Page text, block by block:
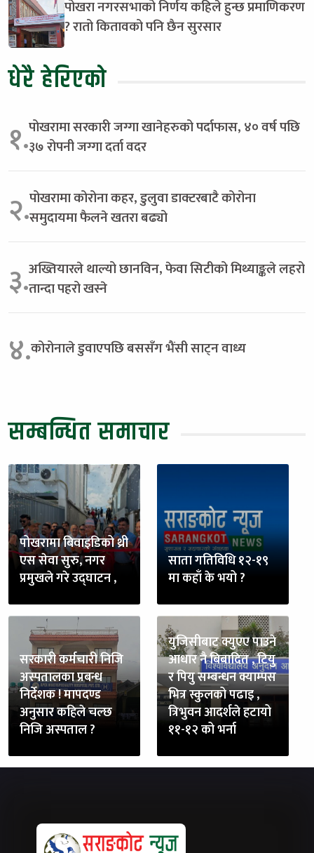
पोखरा नगरसभाको निर्णय कहिले हुन्छ प्रमाणिकरण
? रातो कितावको पनि छैन सुरसार
धेरै हेरिएको
१.पोखरामा सरकारी जग्गा खानेहरुको पर्दाफास, ४० वर्ष पछि
३७ रोपनी जग्गा दर्ता वदर
२.पोखरामा कोरोना कहर, डुलुवा डाक्टरबाटै कोरोना
समुदायमा फैलने खतरा बढ्यो
३.अख्तियारले थाल्यो छानविन, फेवा सिटीको मिथ्याङ्कले लहरो
तान्दा पहरो खस्ने
४.कोरोनाले डुवाएपछि बससँग भैंसी साट्न वाध्य
सम्बन्धित समाचार
पोखरामा बिवाइडिको थ्री
एस सेवा सुरु, नगर
प्रमुखले गरे उद्घाटन ,
साता गतिविधि १२-१९
मा कहाँ के भयो ?
सरकारी कर्मचारी निजि
अस्पतालका प्रबन्ध
निर्देशक ! मापदण्ड
अनुसार कहिले चल्छ
निजि अस्पताल ?
युजिसीबाट क्युएए पाउने
आधार नै बिबादित , टियु
र पियु सम्बन्धन क्याम्पस
भित्र स्कुलको पढाइ ,
त्रिभुवन आदर्शले हटायो
११-१२ को भर्ना